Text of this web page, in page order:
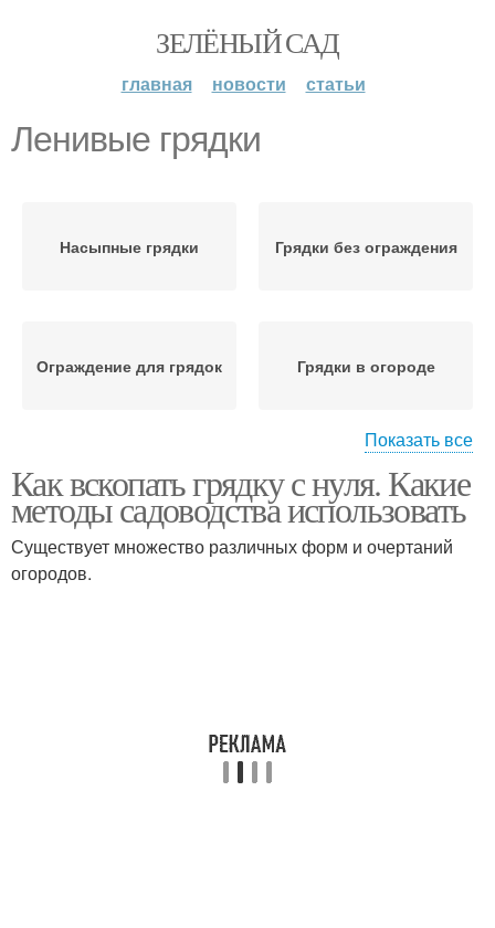
ЗЕЛЁНЫЙ САД
главная новости статьи
Ленивые грядки
Насыпные грядки Грядки без ограждения
Ограждение для грядок Грядки в огороде
Борта для грядок Ограждения для грядок
Показать все
Как вскопать грядку с нуля. Какие
методы садоводства использовать
Существует множество различных форм и очертаний
огородов.